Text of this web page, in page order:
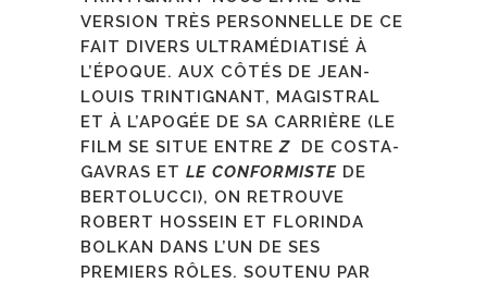
VERSION TRÈS PERSONNELLE DE CE
FAIT DIVERS ULTRAMÉDIATISÉ À
L’ÉPOQUE. AUX CÔTÉS DE JEAN-
LOUIS TRINTIGNANT, MAGISTRAL
ET À L’APOGÉE DE SA CARRIÈRE (LE
FILM SE SITUE ENTREZ
DE COSTA-
GAVRAS ET LE CONFORMISTE DE
BERTOLUCCI), ON RETROUVE
ROBERT HOSSEIN ET FLORINDA
BOLKAN DANS L’UN DE SES
PREMIERS RÔLES. SOUTENU PAR